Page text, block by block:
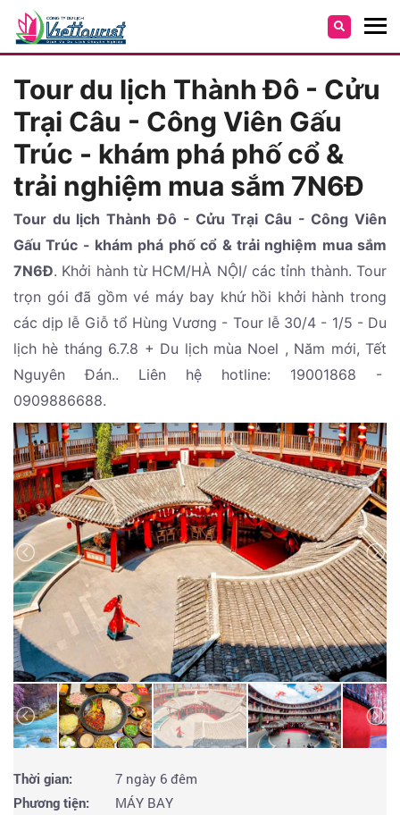
Tour du lịch Thành Đô - Cửu
Trại Câu - Công Viên Gấu
Trúc - khám phá phố cổ &
trải nghiệm mua sắm 7N6Đ
Tour du lịch Thành Đô - Cửu Trại Câu - Công Viên
Gấu Trúc - khám phá phố cổ & trải nghiệm mua sắm
7N6Đ. Khởi hành từ HCM/HÀ NỘI/ các tỉnh thành. Tour
trọn gói đã gồm vé máy bay khứ hồi khởi hành trong
các dịp lễ Giỗ tổ Hùng Vương - Tour lễ 30/4 - 1/5 - Du
lịch hè tháng 6.7.8 + Du lịch mùa Noel , Năm mới, Tết
Nguyên Đán.. Liên hệ hotline: 19001868 -
0909886688.
Thời gian:
7 ngày 6 đêm
Phương tiện:
MÁY BAY